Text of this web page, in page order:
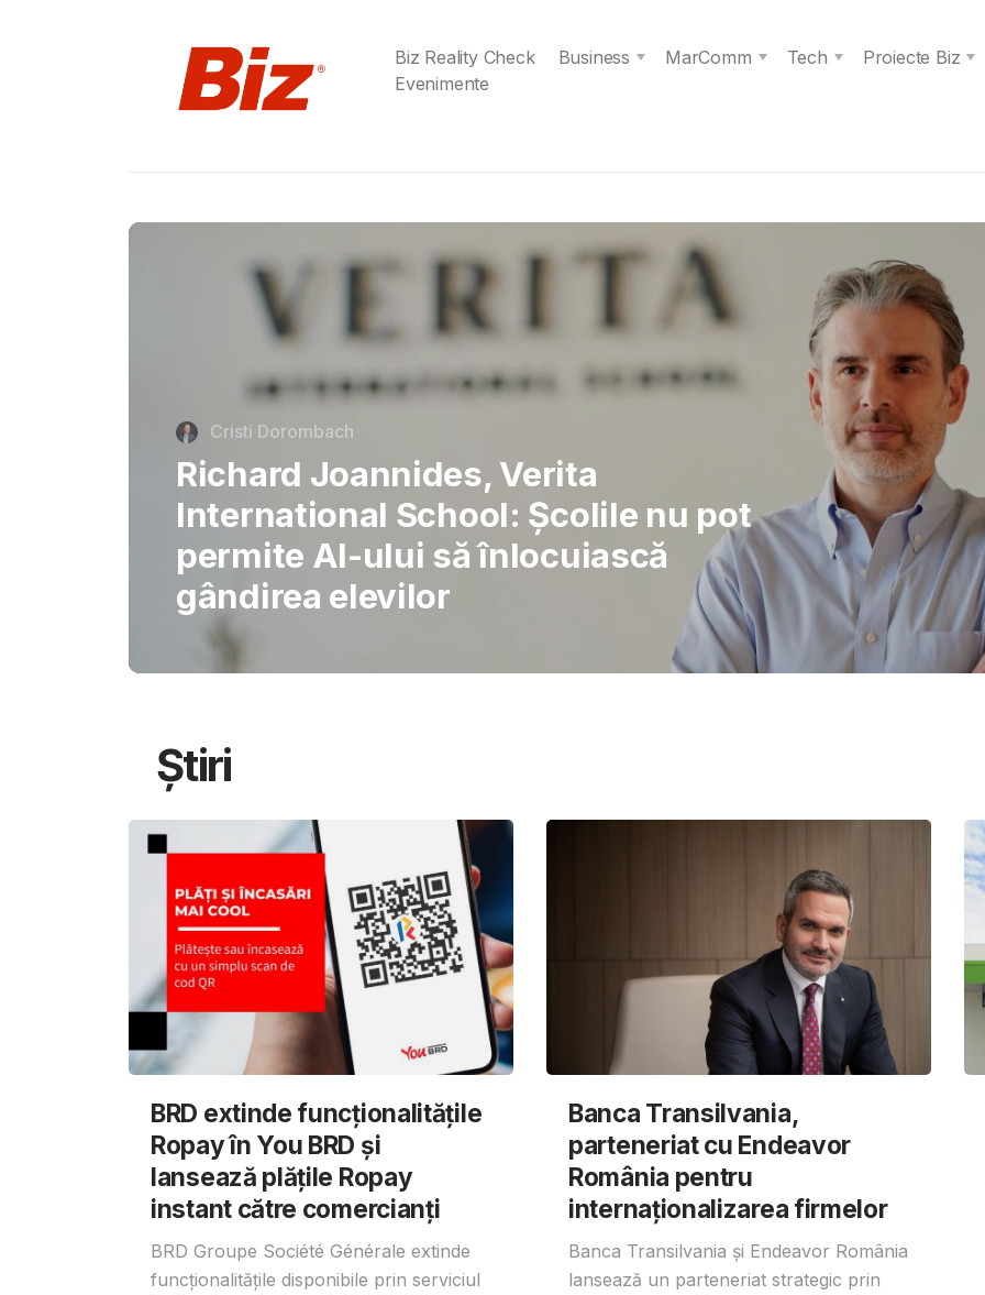
Biz Reality Check Business MarComm Tech
Proiecte Biz
Evenimente
Gabriel Barliga
Oana Gheorghiu: Curajul de a lupta
pentru schimbare
Știri
BRD extinde funcționalitățile
Ropay în You BRD și
lansează plățile Ropay
instant către comercianți
BRD Groupe Société Générale extinde
funcționalitățile disponibile prin serviciul
Banca Transilvania,
parteneriat cu Endeavor
România pentru
internaționalizarea firmelor
Banca Transilvania și Endeavor România
lansează un parteneriat strategic prin